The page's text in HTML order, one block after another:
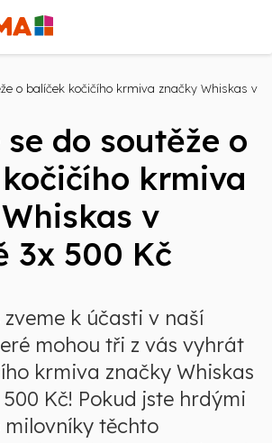
o balíček kočičího krmiva značky Whiskas v
do soutěže o
krmiva
v
3x 500 Kč
k účasti v naší
mohou tři z vás vyhrát
krmiva značky Whiskas
Kč! Pokud jste hrdými
těchto